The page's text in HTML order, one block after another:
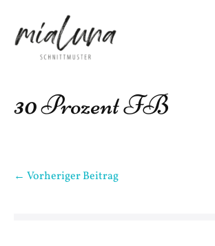
Inhalt
springen
30 Prozent FB
Beitragsnavigation
← Vorheriger Beitrag